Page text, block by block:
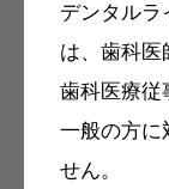
デンタルラ
は、歯科医
歯科医療従
一般の方に
せん。